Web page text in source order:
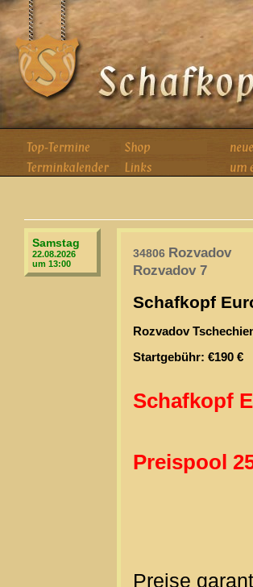
Samstag
22.08.2026
um 13:00
34806 Rozvadov
Rozvadov 7
Schafkopf
Rozvadov
Startgebühr: €190 €
Schafkopf
Preispool
Preise